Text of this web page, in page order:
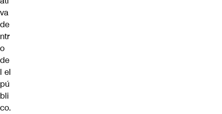
va
de
ntr
o
de
l el
pú
bli
co.